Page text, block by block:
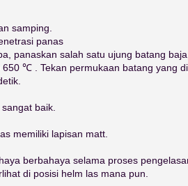
samping.
panas
panaskan salah satu ujung batang
℃ . Tekan permukaan batang yang
baik.
memiliki lapisan matt.
berbahaya selama proses
di posisi helm las mana pun.